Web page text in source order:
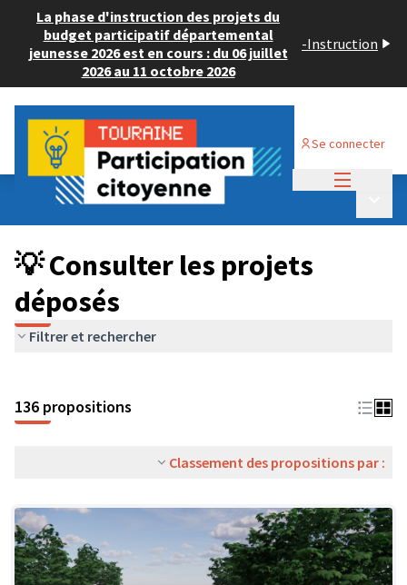
La phase d'instruction des projets du
budget participatif départemental
jeunesse 2026 est en cours : du 06 juillet
2026 au 11 octobre 2026
-Instruction
Se connecter
Budget Participatif JEUNESSE 2024
💡 Consulter les projets déposés
💡 Consulter les projets
déposés
Filtrer et rechercher
136 propositions
Classement des propositions par :